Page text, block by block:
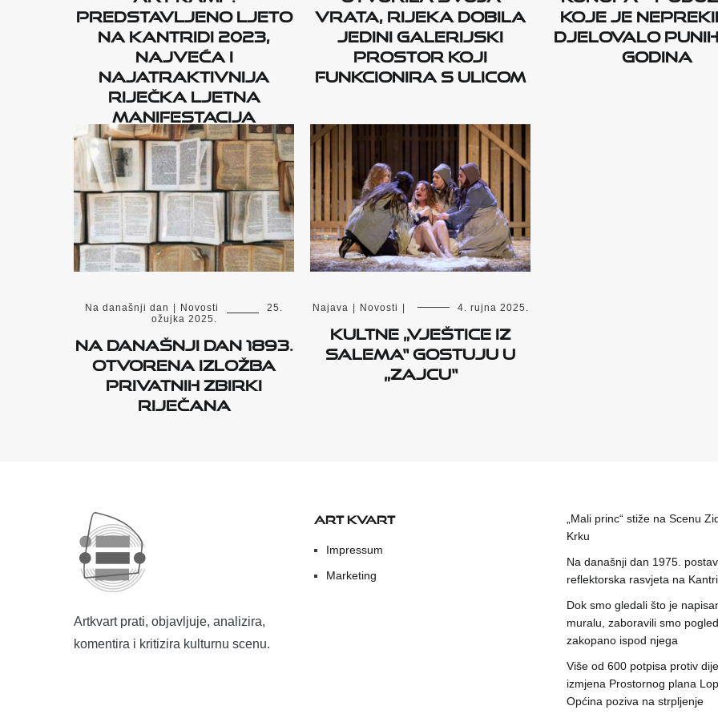
Predstavljeno Ljeto
na Kantridi 2023,
najveća i
najatraktivnija
riječka ljetna
manifestacija
vrata, Rijeka dobila
jedini galerijski
prostor koji
funkcionira s ulicom
koje je
djelovalo
godina
Na današnji dan | Novosti
25.
ožujka 2025.
Na današnji dan 1893.
otvorena izložba
privatnih zbirki
Riječana
Najava | Novosti | 4. rujna 2025.
Kultne „Vještice iz
Salema“ gostuju u
„Zajcu“
Artkvart prati, objavljuje, analizira,
komentira i kritizira kulturnu scenu.
ART KVART
Impressum
Marketing
„Mali princ“ stiže na Scenu
Krku
Na današnji dan 1975.
reflektorska rasvjeta na
Dok smo gledali što je
muralu, zaboravili smo
zakopano ispod njega
Više od 600 potpisa protiv
izmjena Prostornog plana
Općina poziva na strpljenje